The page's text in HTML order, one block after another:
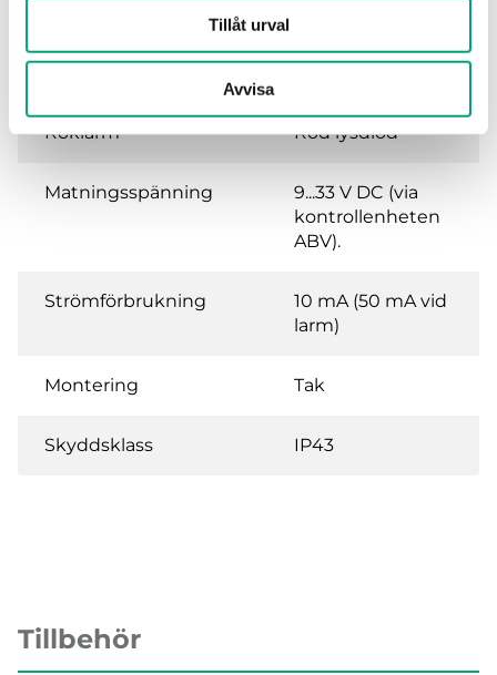
Tillåt urval
Avvisa
(icke-kondenserande)
Röklarm Röd lysdiod
Matningsspänning
9...33 V DC (via
kontrollenheten
ABV).
Strömförbrukning
10 mA (50 mA vid
larm)
Montering Tak
Skyddsklass IP43
Tillbehör